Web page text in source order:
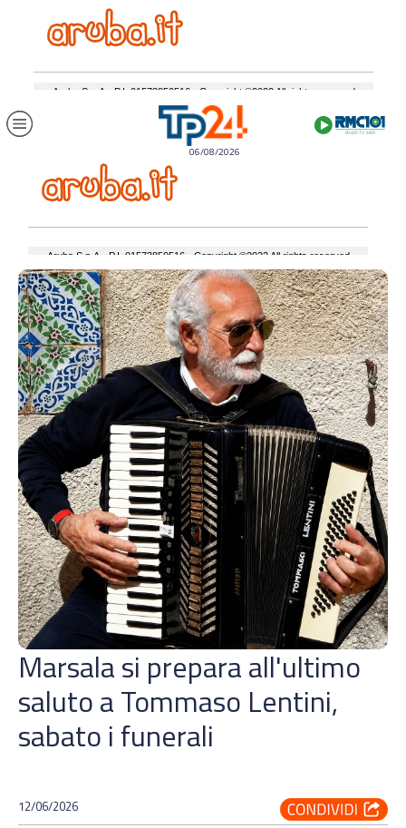
06/08/2026
Marsala si prepara all'ultimo
saluto a Tommaso Lentini,
sabato i funerali
12/06/2026